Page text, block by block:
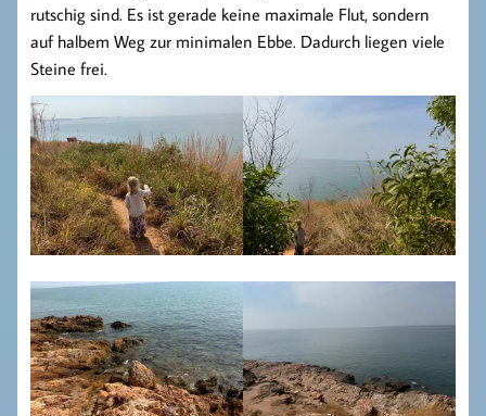
rutschig sind. Es ist gerade keine maximale Flut, sondern
auf halbem Weg zur minimalen Ebbe. Dadurch liegen viele
Steine frei.